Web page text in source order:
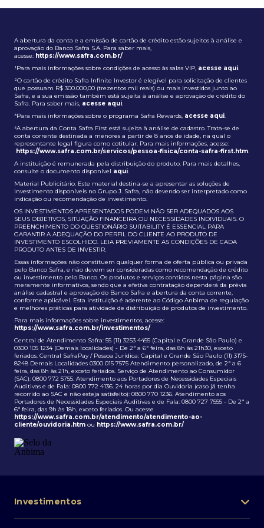
A abertura da conta e a emissão de cartão de crédito estão sujeitos à análise e
aprovação do Banco Safra S.A. Para saber mais,
acesse: https://www.safra.com.br/
¹Para mais informações sobre condições de acesso às salas VIP, acesse aqui.
²O cartão de crédito Safra Infinite Investor é elegível para solicitação de clientes
que possuam R$ 300.000,00 (trezentos mil reais) ou mais investidos junto ao
Safra, e a sua emissão também está sujeita à análise e aprovação de crédito do
Safra. Para saber mais, acesse aqui.
³Para mais informações sobre o programa Safra Rewards, acesse aqui.
⁴A abertura da Conta Safra First está sujeita à análise de cadastro. Trata-se de
conta corrente destinada a menores a partir de 8 anos de idade, na qual o
representante legal figura como cotitular. Para mais informações, acesse:
https://www.safra.com.br/servicos/pessoa-fisica/conta-safra-first.htm.
A instituição é remunerada pela distribuição do produto. Para mais detalhes,
consulte o documento disponível aqui.
Material Publicitário. Este material destina-se a apresentar as soluções de
investimento disponíveis no Grupo J. Safra, não devendo ser interpretado como
indicação ou recomendação de investimento.
OS INVESTIMENTOS APRESENTADOS PODEM NÃO SER ADEQUADOS AOS
SEUS OBJETIVOS, SITUAÇÃO FINANCEIRA OU NECESSIDADES INDIVIDUAIS. O
PREENCHIMENTO DO QUESTIONÁRIO SUITABILITY É ESSENCIAL PARA
GARANTIR A ADEQUAÇÃO DO PERFIL DO CLIENTE AO PRODUTO DE
INVESTIMENTO ESCOLHIDO. LEIA PREVIAMENTE AS CONDIÇÕES DE CADA
PRODUTO ANTES DE INVESTIR.
Essas informações não constituem qualquer forma de oferta pública ou privada
pelo Banco Safra, e não devem ser consideradas como recomendação de crédito
ou investimento pelo Banco. Os produtos e serviços contidos nesta página são
meramente informativos, sendo que a efetiva contratação dependerá da prévia
análise cadastral e aprovação do Banco Safra e abertura da conta corrente,
conforme aplicável. Esta instituição é aderente ao Código Anbima de regulação
e melhores práticas para atividade de distribuição de produtos de investimento.
Para mais informações sobre investimentos, acesse:
https://www.safra.com.br/investimentos/
Central de Atendimento Safra: 55 (11) 3253 4455 (Capital e Grande São Paulo) e
0300 105 1234 (Demais localidades) - De 2ª a 6ª feira, das 8h às 21h30, exceto
feriados. Central SafraPay / Pessoa Jurídica: Capital e Grande São Paulo (11) 3175-
8248 Demais Localidades 0300 015 7575 Atendimento personalizado, de 2ª a 6
feira, das 8h às 21h, exceto feriados. Serviço de Atendimento ao Consumidor
(SAC): 0800 772 5755. Atendimento aos Portadores de Necessidades Especiais
Auditivas e de Fala: 0800 772 4136. 24 horas por dia Ouvidoria (caso já tenha
recorrido ao SAC e não esteja satisfeito): 0800 770 1236. Atendimento aos
Portadores de Necessidades Especiais Auditivas e de Fala: 0800 727 7555 - De 2ª a
6ª feira, das 9h às 18h, exceto feriados. Ou acesse
https://www.safra.com.br/atendimento/atendimento-ao-
cliente/ouvidoria.htm ou https://www.safra.com.br/
Investimentos